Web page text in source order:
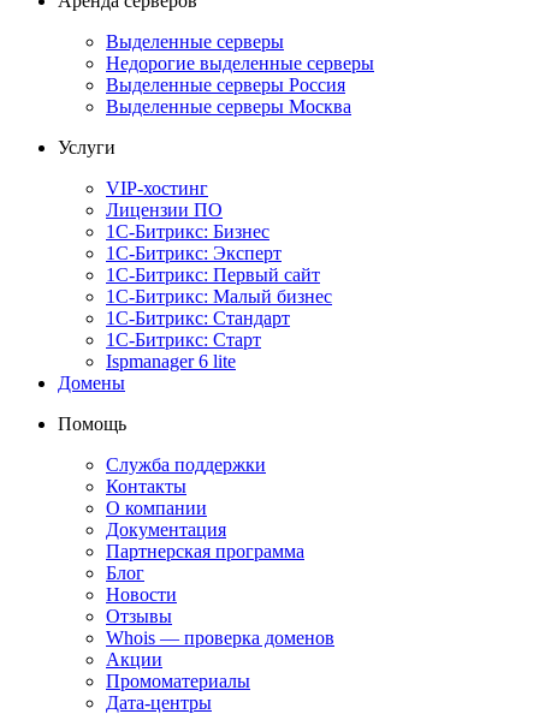
Выделенные серверы
Недорогие выделенные серверы
Выделенные серверы Россия
Выделенные серверы Москва
Услуги
VIP-хостинг
Лицензии ПО
1С-Битрикс: Бизнес
1С-Битрикс: Эксперт
1С-Битрикс: Первый сайт
1С-Битрикс: Малый бизнес
1С-Битрикс: Стандарт
1С-Битрикс: Старт
Ispmanager 6 lite
Домены
Помощь
Служба поддержки
Контакты
О компании
Документация
Партнерская программа
Блог
Новости
Отзывы
Whois — проверка доменов
Акции
Промоматериалы
Дата-центры